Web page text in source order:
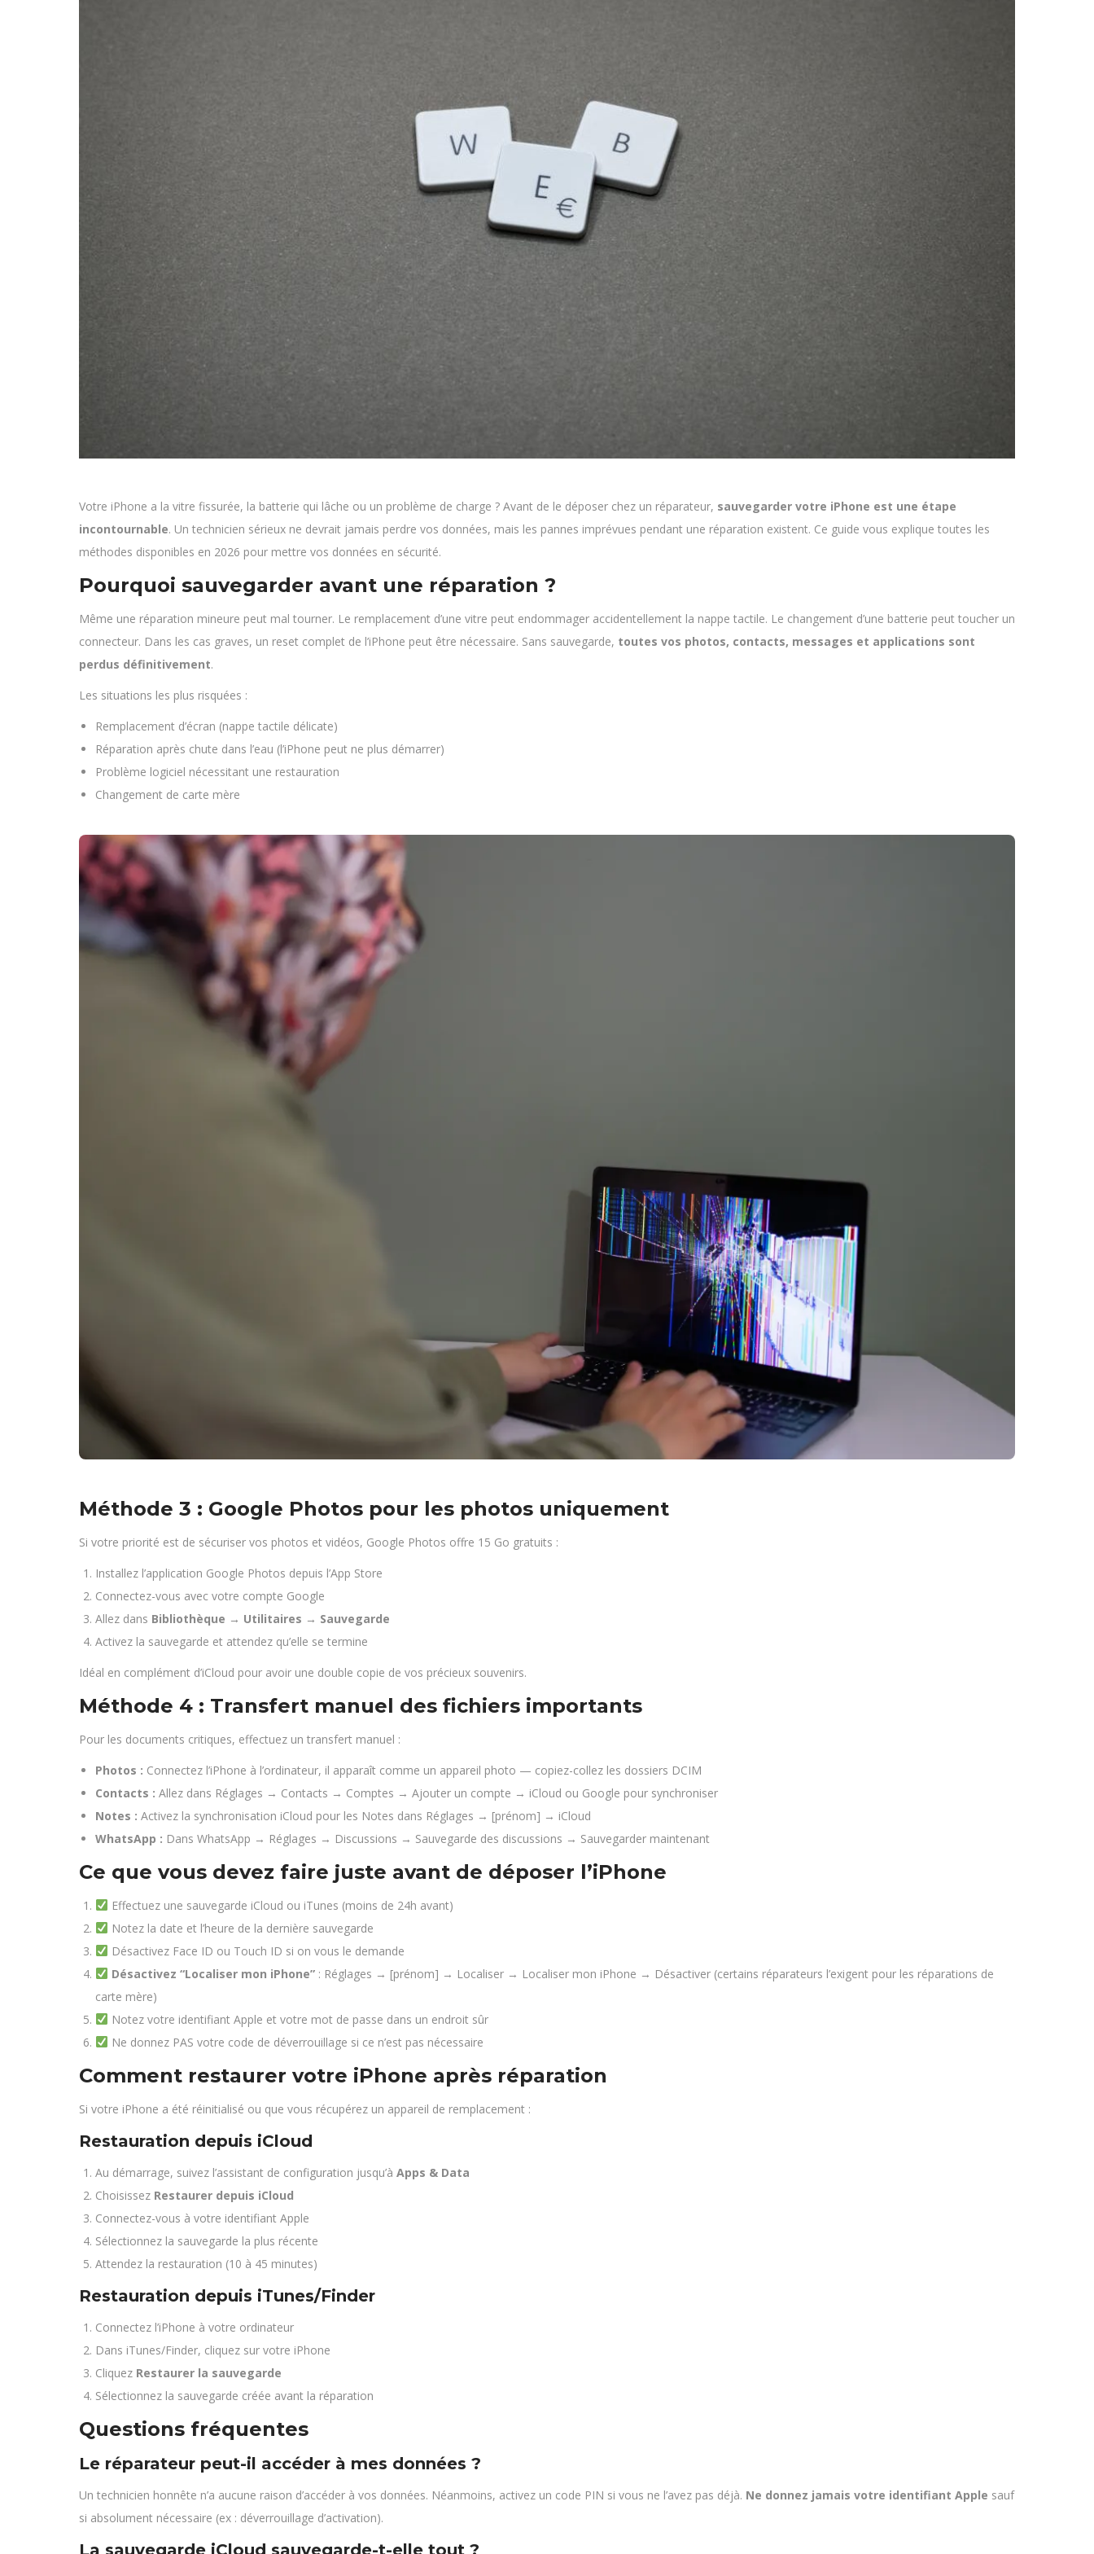
Votre iPhone a la vitre fissurée, la batterie qui lâche ou un problème de charge ? Avant de le déposer chez un réparateur, sauvegarder votre iPhone est une étape
incontournable. Un technicien sérieux ne devrait jamais perdre vos données, mais les pannes imprévues pendant une réparation existent. Ce guide vous explique toutes les
méthodes disponibles en 2026 pour mettre vos données en sécurité.
Pourquoi sauvegarder avant une réparation ?
Même une réparation mineure peut mal tourner. Le remplacement d’une vitre peut endommager accidentellement la nappe tactile. Le changement d’une batterie peut toucher un
connecteur. Dans les cas graves, un reset complet de l’iPhone peut être nécessaire. Sans sauvegarde, toutes vos photos, contacts, messages et applications sont
perdus définitivement.
Les situations les plus risquées :
Remplacement d’écran (nappe tactile délicate)
Réparation après chute dans l’eau (l’iPhone peut ne plus démarrer)
Problème logiciel nécessitant une restauration
Changement de carte mère
Méthode 3 : Google Photos pour les photos uniquement
Si votre priorité est de sécuriser vos photos et vidéos, Google Photos offre 15 Go gratuits :
Installez l’application Google Photos depuis l’App Store
Connectez-vous avec votre compte Google
Allez dans Bibliothèque → Utilitaires → Sauvegarde
Activez la sauvegarde et attendez qu’elle se termine
Idéal en complément d’iCloud pour avoir une double copie de vos précieux souvenirs.
Méthode 4 : Transfert manuel des fichiers importants
Pour les documents critiques, effectuez un transfert manuel :
Photos : Connectez l’iPhone à l’ordinateur, il apparaît comme un appareil photo — copiez-collez les dossiers DCIM
Contacts : Allez dans Réglages → Contacts → Comptes → Ajouter un compte → iCloud ou Google pour synchroniser
Notes : Activez la synchronisation iCloud pour les Notes dans Réglages → [prénom] → iCloud
WhatsApp : Dans WhatsApp → Réglages → Discussions → Sauvegarde des discussions → Sauvegarder maintenant
Ce que vous devez faire juste avant de déposer l’iPhone
Effectuez une sauvegarde iCloud ou iTunes (moins de 24h avant)
Notez la date et l’heure de la dernière sauvegarde
Désactivez Face ID ou Touch ID si on vous le demande
Désactivez “Localiser mon iPhone”: Réglages → [prénom] → Localiser → Localiser mon iPhone → Désactiver (certains réparateurs l’exigent pour les réparations de
carte mère)
Notez votre identifiant Apple et votre mot de passe dans un endroit sûr
Ne donnez PAS votre code de déverrouillage si ce n’est pas nécessaire
Comment restaurer votre iPhone après réparation
Si votre iPhone a été réinitialisé ou que vous récupérez un appareil de remplacement :
Restauration depuis iCloud
Au démarrage, suivez l’assistant de configuration jusqu’à Apps & Data
Choisissez Restaurer depuis iCloud
Connectez-vous à votre identifiant Apple
Sélectionnez la sauvegarde la plus récente
Attendez la restauration (10 à 45 minutes)
Restauration depuis iTunes/Finder
Connectez l’iPhone à votre ordinateur
Dans iTunes/Finder, cliquez sur votre iPhone
Cliquez Restaurer la sauvegarde
Sélectionnez la sauvegarde créée avant la réparation
Questions fréquentes
Le réparateur peut-il accéder à mes données ?
Un technicien honnête n’a aucune raison d’accéder à vos données. Néanmoins, activez un code PIN si vous ne l’avez pas déjà. Ne donnez jamais votre identifiant Apple sauf
si absolument nécessaire (ex : déverrouillage d’activation).
La sauvegarde iCloud sauvegarde-t-elle tout ?